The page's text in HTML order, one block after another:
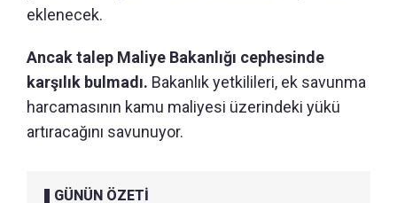
eklenecek.
Ancak talep Maliye Bakanlığı cephesinde
karşılık bulmadı. Bakanlık yetkilileri, ek savunma
harcamasının kamu maliyesi üzerindeki yükü
artıracağını savunuyor.
GÜNÜN ÖZETİ